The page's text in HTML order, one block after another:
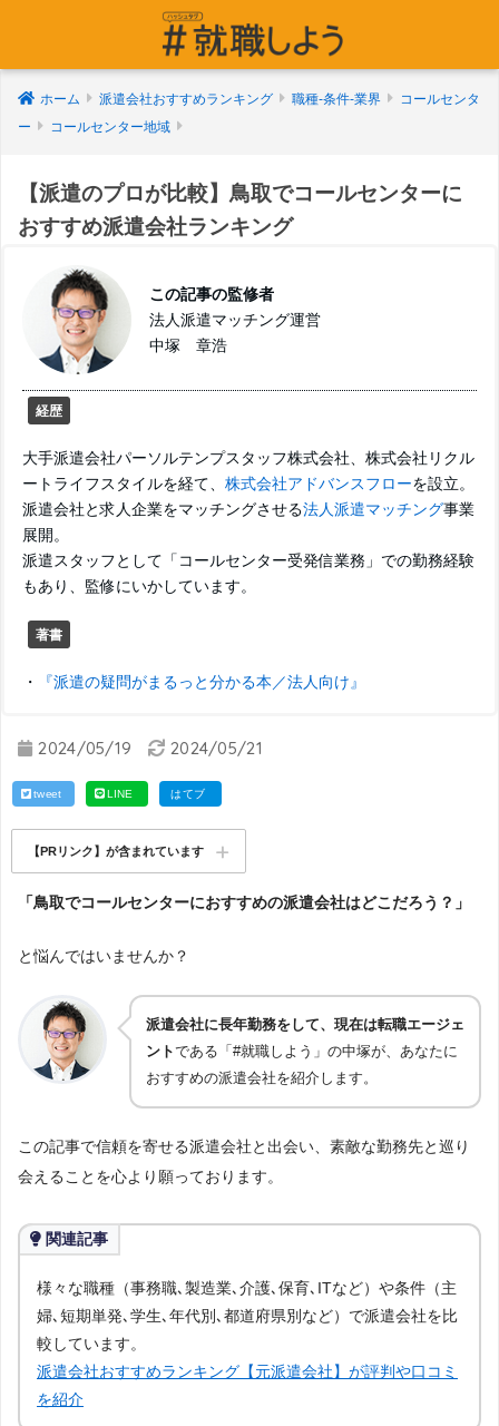
ホーム 派遣会社おすすめランキング 職種-条件-業界
コールセンタ
ー
コールセンター地域
【派遣のプロが比較】鳥取でコールセンターに
おすすめ派遣会社ランキング
この記事の監修者
法人派遣マッチング運営
中塚 章浩
経歴
大手派遣会社パーソルテンプスタッフ株式会社、株式会社リクル
ートライフスタイルを経て、 株式会社アドバンスフローを設立。
派遣会社と求人企業をマッチングさせる法人派遣マッチング事業
展開。
派遣スタッフとして「コールセンター受発信業務」での勤務経験
もあり、監修にいかしています。
著書
・ 『派遣の疑問がまるっと分かる本／法人向け』
2024/05/19 2024/05/21
tweet LINE はてブ
【PRリンク】が含まれています
「鳥取でコールセンターにおすすめの派遣会社はどこだろう？」
と悩んではいませんか？
派遣会社に長年勤務をして、現在は転職エージェ
ントである「#就職しよう」の中塚が、あなたに
おすすめの派遣会社を紹介します。
この記事で信頼を寄せる派遣会社と出会い、素敵な勤務先と巡り
会えることを心より願っております。
関連記事
様々な職種（事務職､製造業､介護､保育､ITなど）や条件（主
婦､短期単発､学生､年代別､都道府県別など）で派遣会社を比
較しています。
派遣会社おすすめランキング【元派遣会社】が評判や口コミ
を紹介